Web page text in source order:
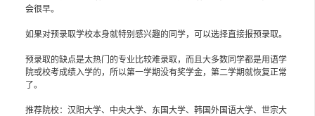
会很早。
如果对预录取学校本身就特别感兴趣的同学，可以选择直接报预录取。
预录取的缺点是太热门的专业比较难录取，而且大多数同学都是用语学
院或校考成绩入学的，所以第一学期没有奖学金，第二学期就恢复正常
了。
推荐院校：汉阳大学、中央大学、东国大学、韩国外国语大学、世宗大